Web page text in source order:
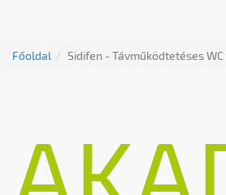
Főoldal Sidifen - Távműködtetéses